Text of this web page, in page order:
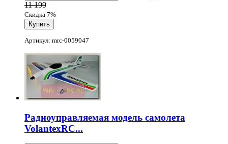
11 199
Скидка 7%
Артикул: mrc-0059047
Радиоуправляемая модель самолета
VolantexRC...